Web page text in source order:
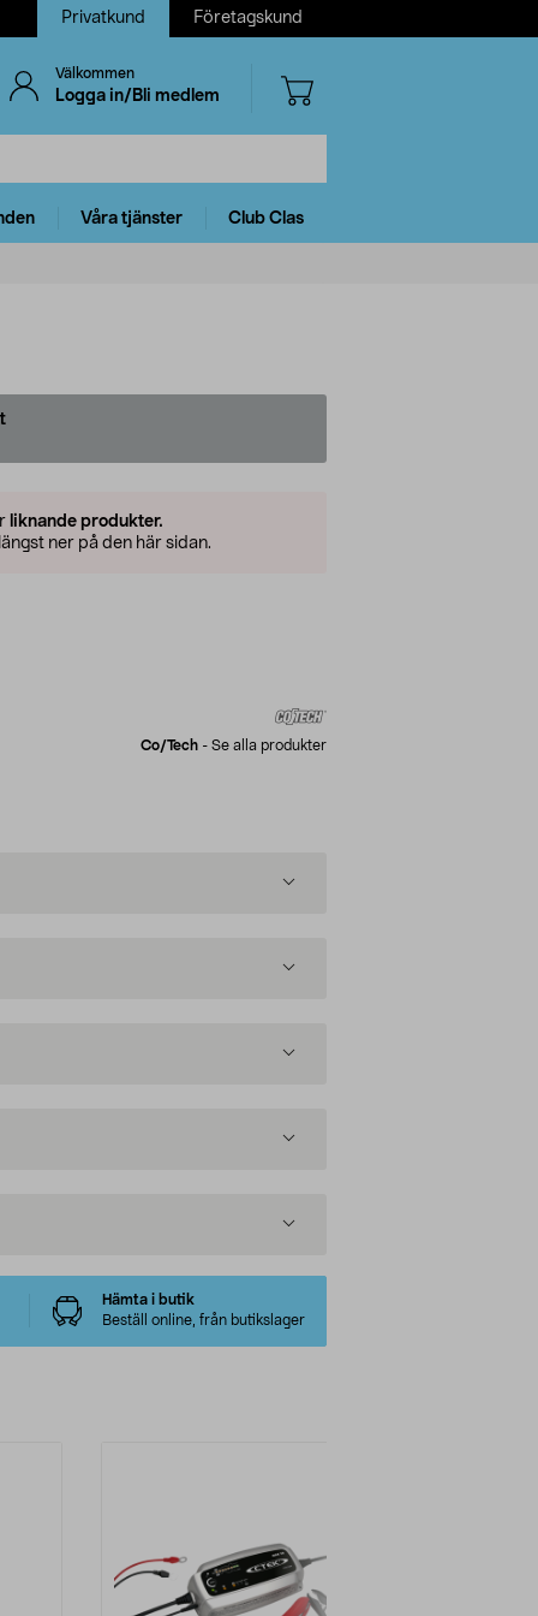
Privatkund Företagskund
Välkommen
Logga in/Bli medlem
Våra tjänster Club Clas
liknande produkter.
ner på den här sidan.
Co/tech - Se alla produkter
Hämta i butik
Beställ online, från butikslager